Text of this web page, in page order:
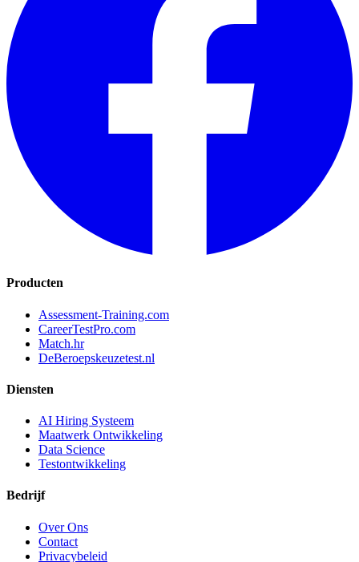
Producten
Assessment-Training.com
CareerTestPro.com
Match.hr
DeBeroepskeuzetest.nl
Diensten
AI Hiring Systeem
Maatwerk Ontwikkeling
Data Science
Testontwikkeling
Bedrijf
Over Ons
Contact
Privacybeleid